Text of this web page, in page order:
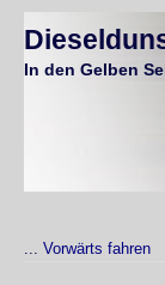
In den Gelben
... Vorwärts fahren